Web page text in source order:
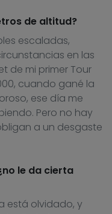
de altitud?
escaladas,
en las
de mi primer Tour
cuando gané la
ese día me
Pero no hay
a un desgaste
le da cierta
está olvidado, y